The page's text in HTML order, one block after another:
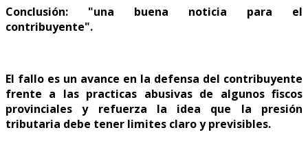
Conclusión: "una buena noticia para el
contribuyente".
El fallo es un avance en la defensa del contribuyente
frente a las practicas abusivas de algunos fiscos
provinciales y refuerza la idea que la presión
tributaria debe tener limites claro y previsibles.